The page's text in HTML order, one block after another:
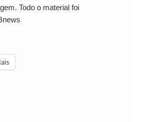
Todo o material foi